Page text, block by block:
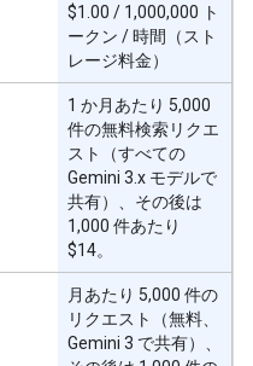
$1.00 / 1,000,000 ト
ークン / 時間（スト
レージ料金）
1 か月あたり 5,000
件の無料検索リクエ
スト（すべての
Gemini 3.x モデルで
共有）、その後は
1,000 件あたり
$14。
月あたり 5,000 件の
リクエスト（無料、
Gemini 3 で共有）、